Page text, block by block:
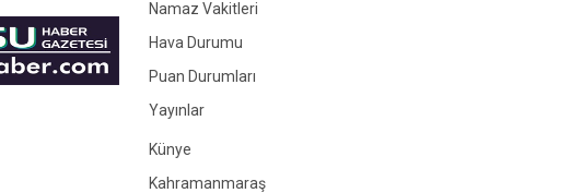
Namaz Vakitleri
Hava Durumu
Puan Durumları
Yayınlar
Künye
Kahramanmaraş